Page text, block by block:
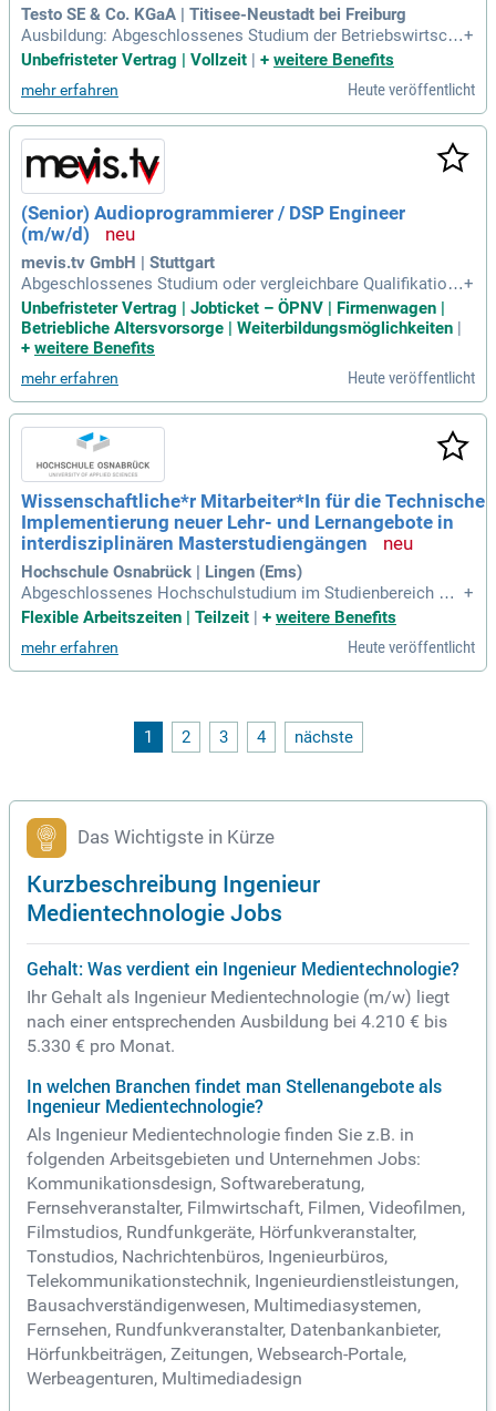
Testo SE & Co. KGaA | Titisee-Neustadt bei Freiburg
Ausbildung: Abgeschlossenes Studium der Betriebswirtsch
aftslehre, des Wirtschaftsingenieurwesens oder einer vergle
ichbaren Fachrichtung. Sprachkenntnisse: Sehr gute Deutsc
hkenntnisse und gute Englischkenntnisse in Wort und Schrif
t.
+
Unbefristeter Vertrag | Vollzeit | + weitere Benefits
mehr erfahren Heute veröffentlicht
(Senior) Audioprogrammierer / DSP Engineer
(m/w/d)
mevis.tv GmbH | Stuttgart
Abgeschlossenes Studium oder vergleichbare Qualifikation
im Bereich Audiotechnik / Toningenieurwesen / Medientech
nik / Veranstaltungstechnik (mit entsprechender Spezialisie
rung); Mehrjährige Berufserfahrung in der Planung, Program
+
Unbefristeter Vertrag | Jobticket – ÖPNV | Firmenwagen |
Betriebliche Altersvorsorge | Weiterbildungsmöglichkeiten |
+ weitere Benefits
mehr erfahren Heute veröffentlicht
Wissenschaftliche*r Mitarbeiter*In für die Technische
Implementierung neuer Lehr- und Lernangebote in
interdisziplinären Masterstudiengängen
Hochschule Osnabrück | Lingen (Ems)
Abgeschlossenes Hochschulstudium im Studienbereich Wir
tschaftsinformatik, Ingenieurwissenschaften mit IT‑Schwer
in der Entwicklung webbasierter Anwendungen und Integrati
onen (z. B.
+
Flexible Arbeitszeiten | Teilzeit
+ weitere Benefits
mehr erfahren Heute veröffentlicht
1 2 3 4 nächste
Das Wichtigste in Kürze
Kurzbeschreibung Ingenieur
Medientechnologie Jobs
Gehalt: Was verdient ein Ingenieur Medientechnologie?
Ihr Gehalt als Ingenieur Medientechnologie (m/w) liegt
nach einer entsprechenden Ausbildung bei 4.210 € bis
5.330 € pro Monat.
In welchen Branchen findet man Stellenangebote als
Ingenieur Medientechnologie?
Als Ingenieur Medientechnologie finden Sie z.B. in
folgenden Arbeitsgebieten und Unternehmen Jobs:
Kommunikationsdesign, Softwareberatung,
Fernsehveranstalter, Filmwirtschaft, Filmen, Videofilmen,
Filmstudios, Rundfunkgeräte, Hörfunkveranstalter,
Tonstudios, Nachrichtenbüros, Ingenieurbüros,
Telekommunikationstechnik, Ingenieurdienstleistungen,
Bausachverständigenwesen, Multimediasystemen,
Fernsehen, Rundfunkveranstalter, Datenbankanbieter,
Hörfunkbeiträgen, Zeitungen, Websearch-Portale,
Werbeagenturen, Multimediadesign